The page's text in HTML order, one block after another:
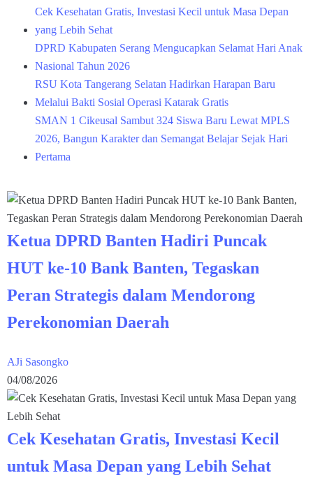
Cek Kesehatan Gratis, Investasi Kecil untuk Masa Depan
yang Lebih Sehat
DPRD Kabupaten Serang Mengucapkan Selamat Hari Anak
Nasional Tahun 2026
RSU Kota Tangerang Selatan Hadirkan Harapan Baru
Melalui Bakti Sosial Operasi Katarak Gratis
SMAN 1 Cikeusal Sambut 324 Siswa Baru Lewat MPLS
2026, Bangun Karakter dan Semangat Belajar Sejak Hari
Pertama
Ketua DPRD Banten Hadiri Puncak
HUT ke-10 Bank Banten, Tegaskan
Peran Strategis dalam Mendorong
Perekonomian Daerah
AJi Sasongko
04/08/2026
Cek Kesehatan Gratis, Investasi Kecil
untuk Masa Depan yang Lebih Sehat